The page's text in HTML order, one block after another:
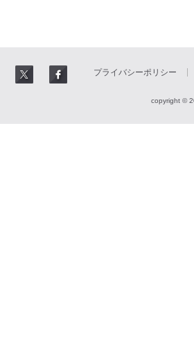
プライバシーポリシー
copyright ©